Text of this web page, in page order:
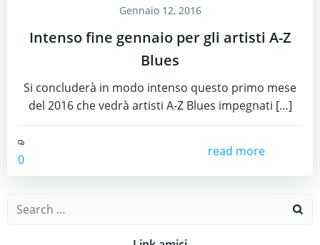
Gennaio 12, 2016
Intenso fine gennaio per gli artisti A-Z
Blues
Si concluderà in modo intenso questo primo mese
del 2016 che vedrà artisti A-Z Blues impegnati […]
0
read more
Search